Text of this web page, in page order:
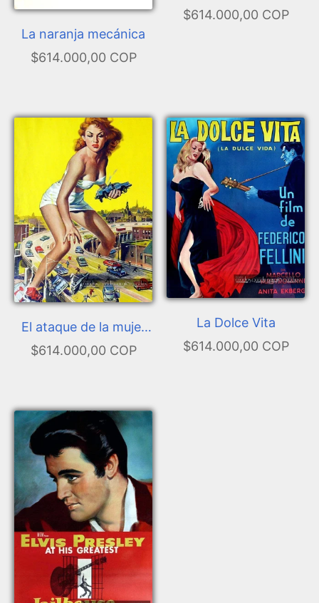
La naranja mecánica
$614.000,00 COP
$614.000,00 COP
El ataque de la mujer
de 50 Pies
$614.000,00 COP
La Dolce Vita
$614.000,00 COP